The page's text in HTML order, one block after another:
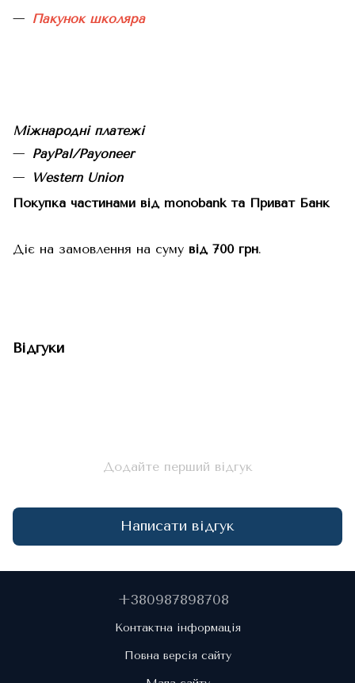
Пакунок школяра
Міжнародні платежі
PayPal/Payoneer
Western Union
Покупка частинами від monobank та Приват Банк
Діє на замовлення на суму від 700 грн.
Відгуки
Додайте перший відгук
Написати відгук
+380987898708
Контактна інформація
Повна версія сайту